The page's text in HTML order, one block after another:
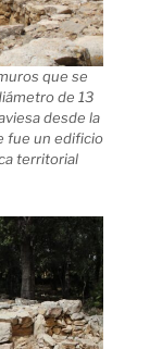
que se
de 13
desde la
fue un edificio
territorial